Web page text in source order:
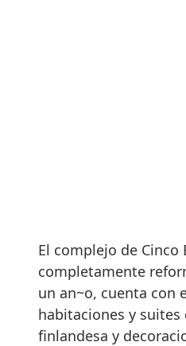
El complejo de Cinco
completamente
un an~o, cuenta con
habitaciones y suites
finlandesa y